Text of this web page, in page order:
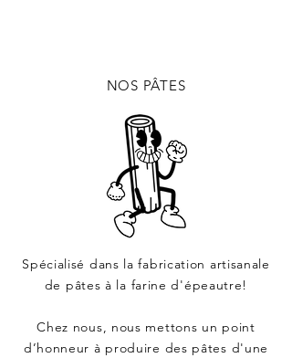
NOS PÂTES
Spécialisé dans la fabrication artisanale
de pâtes à la farine d'épeautre!
Chez nous, nous mettons un point
d’honneur à produire des pâtes d'une